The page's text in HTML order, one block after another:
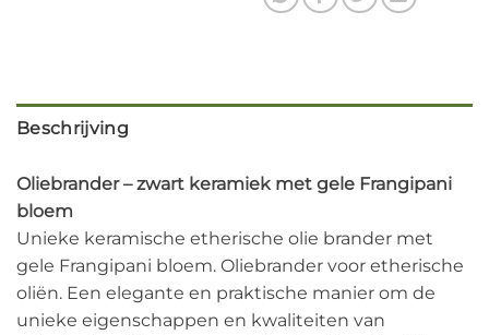
Beschrijving
Oliebrander – zwart keramiek met gele Frangipani
bloem
Unieke keramische etherische olie brander met
gele Frangipani bloem. Oliebrander voor etherische
oliën. Een elegante en praktische manier om de
unieke eigenschappen en kwaliteiten van